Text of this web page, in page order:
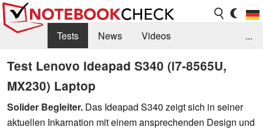
Tests News
Videos
Benchmarks & Tech
Externe Tests
Kaufberatung
Deals
Forum
...
Test Lenovo Ideapad S340 (i7-8565U,
MX230) Laptop
Solider Begleiter. Das Ideapad S340 zeigt sich in seiner
aktuellen Inkarnation mit einem ansprechenden Design und